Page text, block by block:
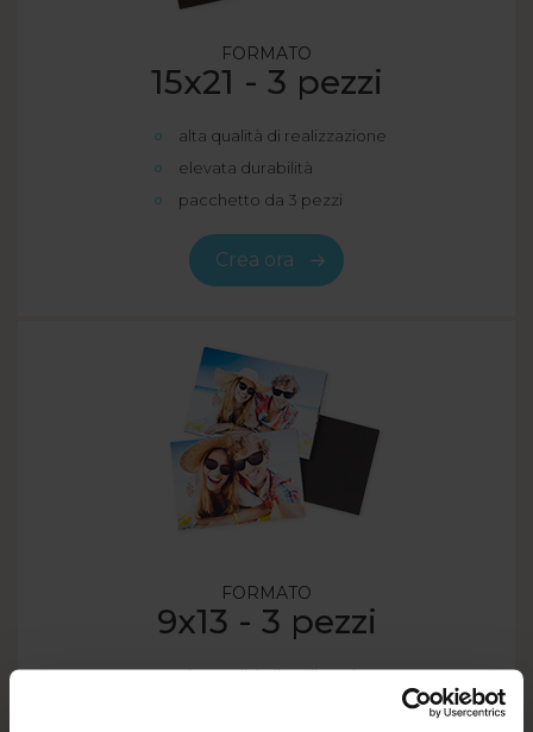
FORMATO
15x21 - 3 pezzi
alta qualità di realizzazione
elevata durabilità
pacchetto da 3 pezzi
Crea ora
FORMATO
9x13 - 3 pezzi
alta qualità di realizzazione